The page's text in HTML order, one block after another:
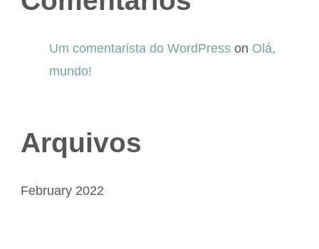
Um comentarista do WordPress on Olá,
mundo!
Arquivos
February 2022